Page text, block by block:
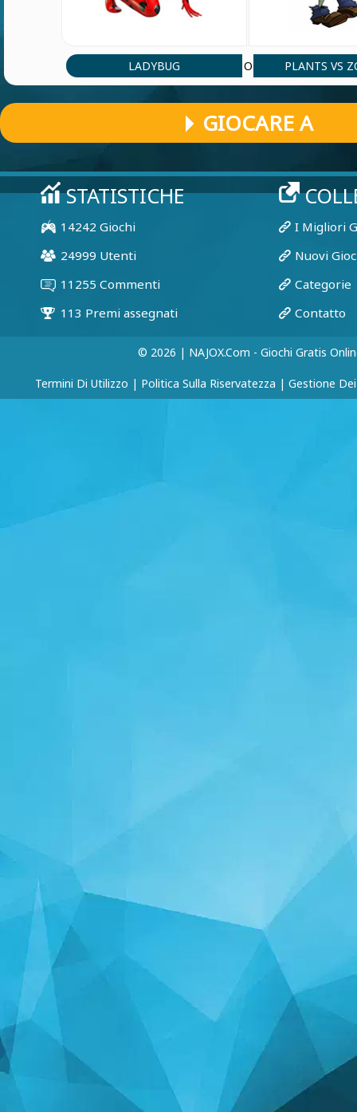
LADYBUG O PLANTS VS
GIOCARE A
© 2026 | NAJOX.com - Giochi Gratis
Termini Di Utilizzo | Politica Sulla Riservatezza | Gestione